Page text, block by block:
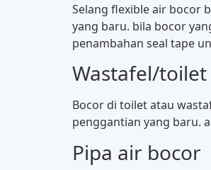
Selang flexible air bocor
yang baru. bila bocor
penambahan seal tape
Wastafel/
Bocor di toilet atau
penggantian yang baru.
Pipa air bocor